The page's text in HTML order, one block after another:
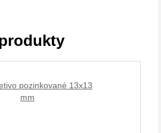
pozinkované 13x13
mm